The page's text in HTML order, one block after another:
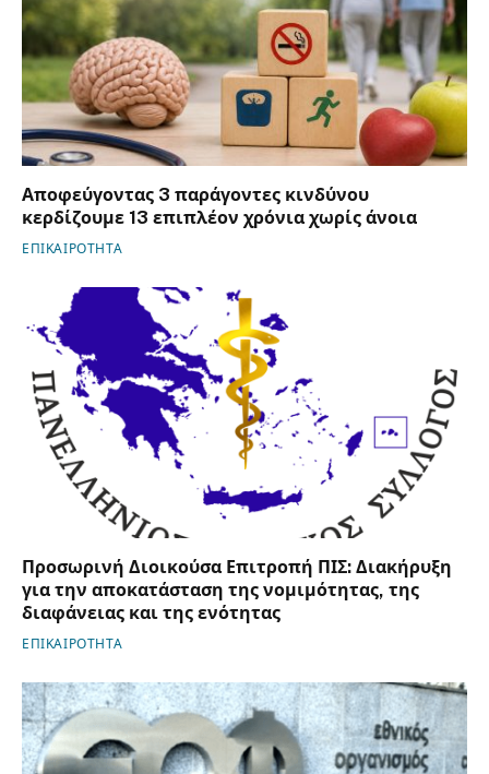
Αποφεύγοντας 3 παράγοντες κινδύνου
κερδίζουμε 13 επιπλέον χρόνια χωρίς άνοια
ΕΠΙΚΑΙΡΟΤΗΤΑ
Προσωρινή Διοικούσα Επιτροπή ΠΙΣ: Διακήρυξη
για την αποκατάσταση της νομιμότητας, της
διαφάνειας και της ενότητας
ΕΠΙΚΑΙΡΟΤΗΤΑ